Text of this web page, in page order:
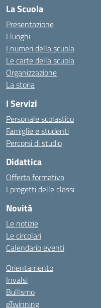
La Scuola
Presentazione
I luoghi
I numeri della scuola
Le carte della scuola
Organizzazione
La storia
I Servizi
Personale scolastico
Famiglie e studenti
Percorsi di studio
Didattica
Offerta formativa
I progetti delle classi
Novità
Le notizie
Le circolari
Calendario eventi
Orientamento
Invalsi
Bullismo
eTwinning